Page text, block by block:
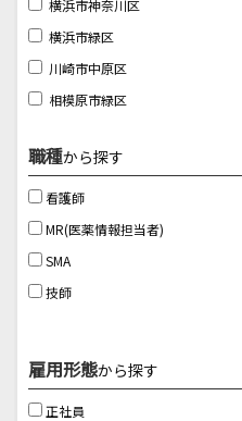
横浜市神奈川区
横浜市緑区
川崎市中原区
相模原市緑区
職種から探す
看護師
MR(医薬情報担当者)
SMA
技師
雇用形態から探す
正社員